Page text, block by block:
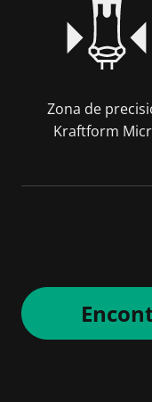
Zona de
Kraftform